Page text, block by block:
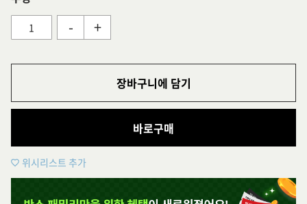
- +
장바구니에 담기
바로구매
위시리스트 추가